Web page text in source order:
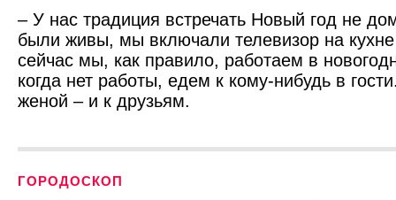
– У нас традиция встречать Новый год не
были живы, мы включали телевизор на
сейчас мы, как правило, работаем в
когда нет работы, едем к кому-нибудь в
женой – и к друзьям.
ГОРОДОСКОП